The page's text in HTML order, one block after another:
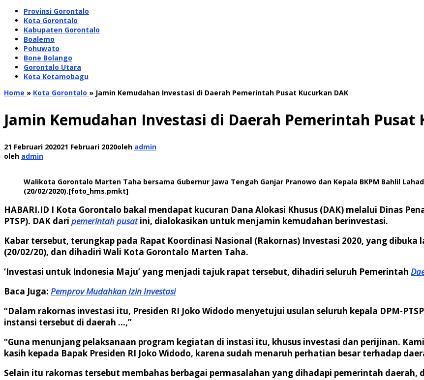
Provinsi Gorontalo
Kota Gorontalo
Kabupaten Gorontalo
Boalemo
Pohuwato
Bone Bolango
Gorontalo Utara
Kota Kotamobagu
Home » Kota Gorontalo » Jamin Kemudahan Investasi di Daerah Pemerintah Pusat Kucurkan DAK
Jamin Kemudahan Investasi di Daerah Pemerintah Pusat
21 Februari 202021 Februari 2020oleh admin
oleh admin
Walikota Gorontalo Marten Taha bersama Gubernur Jawa Tengah Ganjar Pranowo dan Kepala BKPM Bahlil
(20/02/2020).[foto_hms.pmkt]
HABARI.ID I Kota Gorontalo bakal mendapat kucuran Dana Alokasi Khusus (DAK) melalui Dinas
PTSP). DAK dari pemerintah pusatini, dialokasikan untuk menjamin kemudahan berinvestasi.
Kabar tersebut, terungkap pada Rapat Koordinasi Nasional (Rakornas) Investasi 2020, yang dibuka
(20/02/20), dan dihadiri Wali Kota Gorontalo Marten Taha.
‘Investasi untuk Indonesia Maju’ yang menjadi tajuk rapat tersebut, dihadiri seluruh Pemerintah
Baca Juga: Pemprov Mudahkan Izin Investasi
“Dalam rakornas investasi itu, Presiden RI Joko Widodo menyetujui usulan seluruh kepala DPM-
instansi tersebut di daerah …,”
“Guna menunjang pelaksanaan program kegiatan di instasi itu, khusus investasi dan perijinan.
kasih kepada Bapak Presiden RI Joko Widodo, karena sudah menaruh perhatian besar terhadap
Selain itu rakornas tersebut membahas berbagai permasalahan yang dihadapi pemerintah